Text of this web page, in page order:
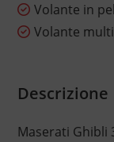
Volante in
Volante
Descrizione
Maserati Ghibli